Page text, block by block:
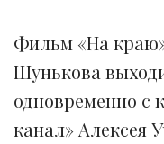
Фильм «На
Шунькова
одновременно с
канал» Алексея